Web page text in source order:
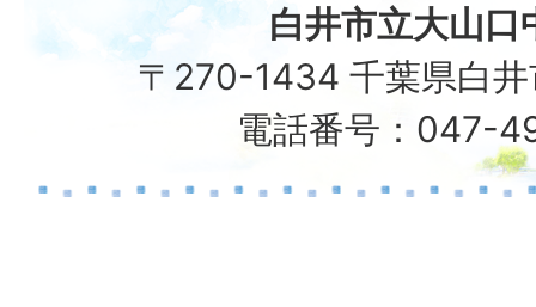
白井市立大山口
〒270-1434 千葉県白
電話番号：047-